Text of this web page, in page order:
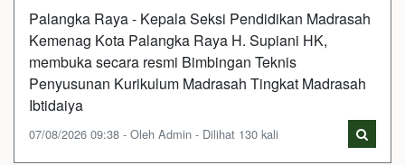
Palangka Raya - Kepala Seksi Pendidikan Madrasah
Kemenag Kota Palangka Raya H. Supiani HK,
membuka secara resmi Bimbingan Teknis
Penyusunan Kurikulum Madrasah Tingkat Madrasah
Ibtidaiya
07/08/2026 09:38 - Oleh Admin - Dilihat 130 kali